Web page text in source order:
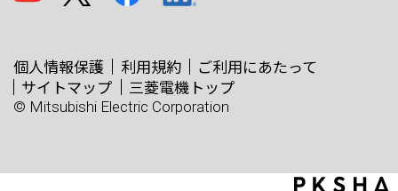
個人情報保護 利用規約
ご利用にあたって
サイトマップ
三菱電機トップ
© Mitsubishi Electric Corporation